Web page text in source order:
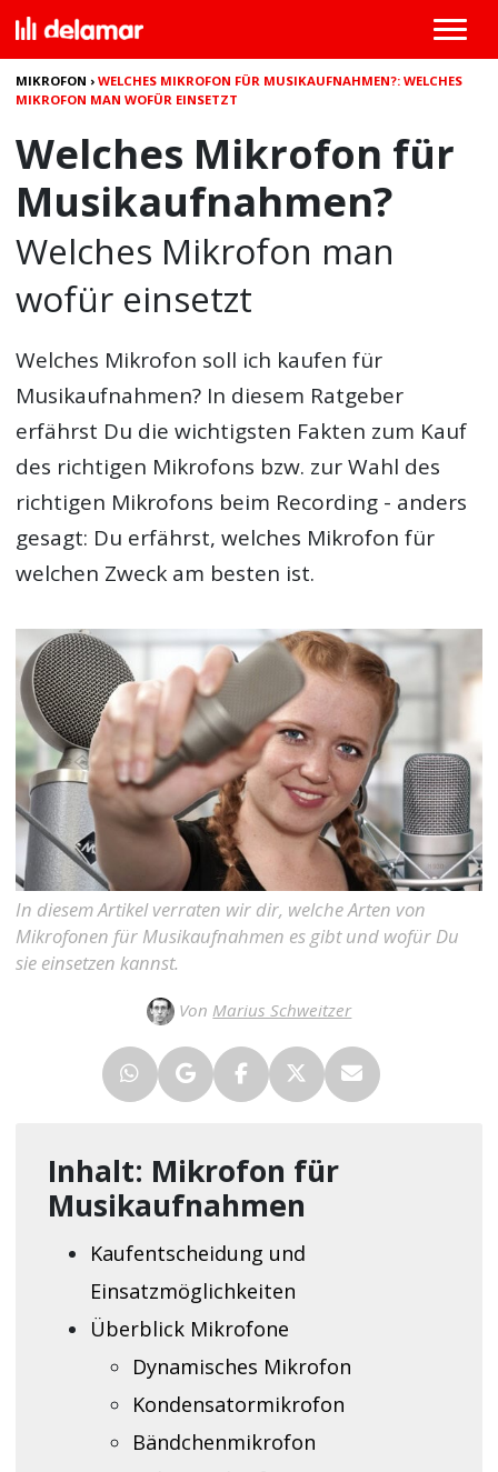
MIKROFON ›WELCHES MIKROFON FÜR MUSIKAUFNAHMEN?: WELCHES
MIKROFON MAN WOFÜR EINSETZT
Welches Mikrofon für
Musikaufnahmen?
Welches Mikrofon man
wofür einsetzt
Welches Mikrofon soll ich kaufen für
Musikaufnahmen? In diesem Ratgeber
erfährst Du die wichtigsten Fakten zum Kauf
des richtigen Mikrofons bzw. zur Wahl des
richtigen Mikrofons beim Recording - anders
gesagt: Du erfährst, welches Mikrofon für
welchen Zweck am besten ist.
In diesem Artikel verraten wir dir, welche Arten von
Mikrofonen für Musikaufnahmen es gibt und wofür Du
sie einsetzen kannst.
Von Marius Schweitzer
Inhalt: Mikrofon für
Musikaufnahmen
Kaufentscheidung und
Einsatzmöglichkeiten
Überblick Mikrofone
Dynamisches Mikrofon
Kondensatormikrofon
Bändchenmikrofon